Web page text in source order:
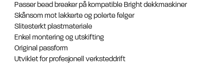
Passer bead breaker på kompatible Bright dekkmaskiner
Skånsom mot lakkerte og polerte felger
Slitesterkt plastmateriale
Enkel montering og utskifting
Original passform
Utviklet for profesjonell verksteddrift